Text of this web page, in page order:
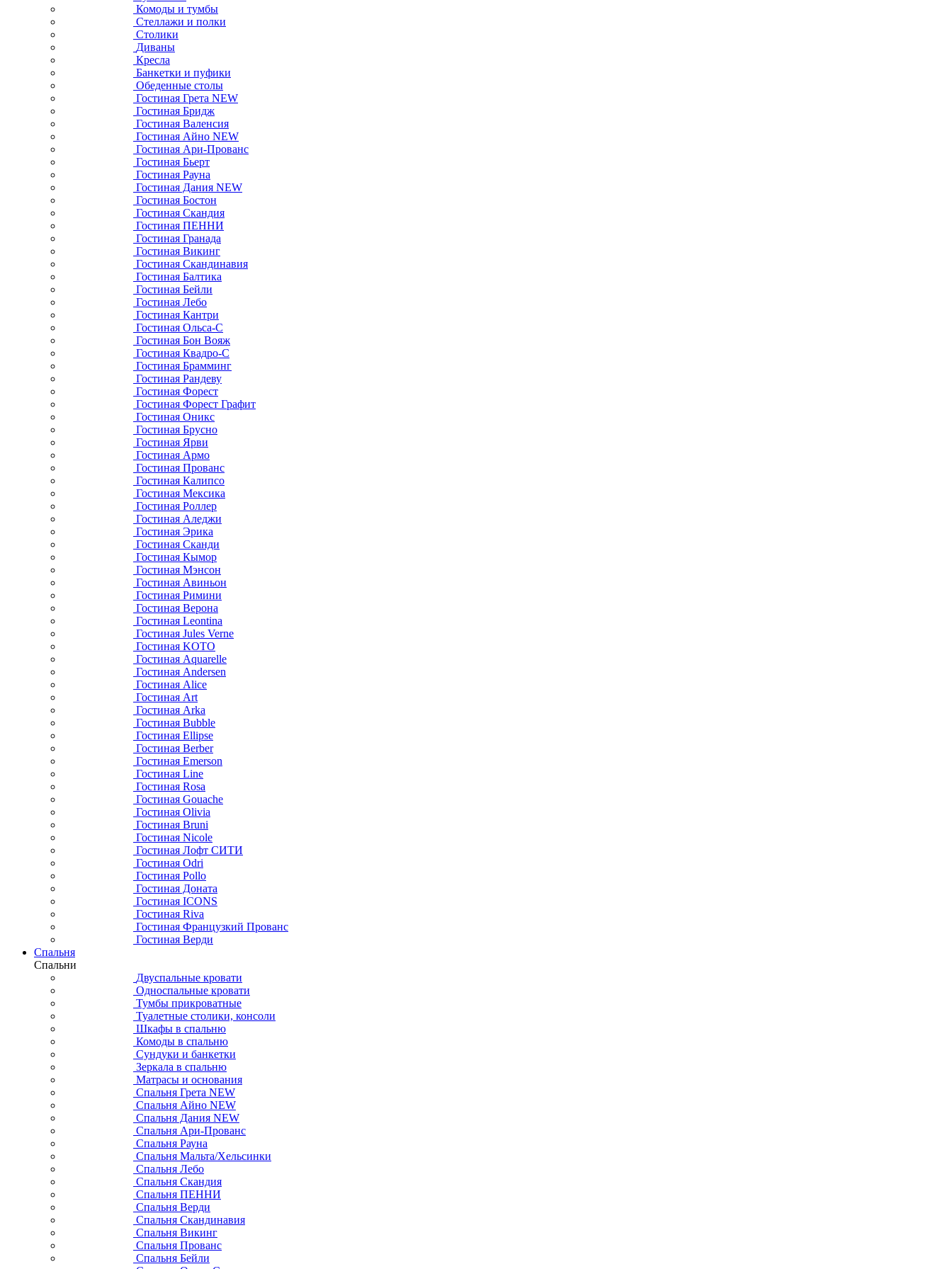
Комоды и тумбы
Стеллажи и полки
Столики
Диваны
Кресла
Банкетки и пуфики
Обеденные столы
Гостиная Грета NEW
Гостиная Бридж
Гостиная Валенсия
Гостиная Айно NEW
Гостиная Ари-Прованс
Гостиная Бьерт
Гостиная Рауна
Гостиная Дания NEW
Гостиная Бостон
Гостиная Скандия
Гостиная ПЕННИ
Гостиная Гранада
Гостиная Викинг
Гостиная Скандинавия
Гостиная Балтика
Гостиная Бейли
Гостиная Лебо
Гостиная Кантри
Гостиная Ольса-С
Гостиная Бон Вояж
Гостиная Квадро-С
Гостиная Брамминг
Гостиная Рандеву
Гостиная Форест
Гостиная Форест Графит
Гостиная Оникс
Гостиная Брусно
Гостиная Ярви
Гостиная Армо
Гостиная Прованс
Гостиная Калипсо
Гостиная Мексика
Гостиная Роллер
Гостиная Аледжи
Гостиная Эрика
Гостиная Сканди
Гостиная Кымор
Гостиная Мэнсон
Гостиная Авиньон
Гостиная Римини
Гостиная Верона
Гостиная Leontina
Гостиная Jules Verne
Гостиная KOTO
Гостиная Aquarelle
Гостиная Andersen
Гостиная Alice
Гостиная Art
Гостиная Arka
Гостиная Bubble
Гостиная Ellipse
Гостиная Berber
Гостиная Emerson
Гостиная Line
Гостиная Rosa
Гостиная Gouache
Гостиная Olivia
Гостиная Bruni
Гостиная Nicole
Гостиная Лофт СИТИ
Гостиная Odri
Гостиная Pollo
Гостиная Доната
Гостиная ICONS
Гостиная Riva
Гостиная Французкий Прованс
Гостиная Верди
Спальня
Спальни
Двуспальные кровати
Односпальные кровати
Тумбы прикроватные
Туалетные столики, консоли
Шкафы в спальню
Комоды в спальню
Сундуки и банкетки
Зеркала в спальню
Матрасы и основания
Спальня Грета NEW
Спальня Айно NEW
Спальня Дания NEW
Спальня Ари-Прованс
Спальня Рауна
Спальня Мальта/Хельсинки
Спальня Лебо
Спальня Скандия
Спальня ПЕННИ
Спальня Верди
Спальня Скандинавия
Спальня Викинг
Спальня Прованс
Спальня Бейли